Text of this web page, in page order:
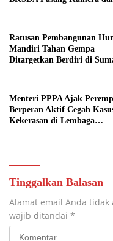
Ratusan Pembangunan
Mandiri Tahan Gempa
Ditargetkan Berdiri di
Menteri PPPA Ajak
Berperan Aktif Cegah
Kekerasan di Lembaga
Tinggalkan Balasan
Alamat email Anda
wajib ditandai *